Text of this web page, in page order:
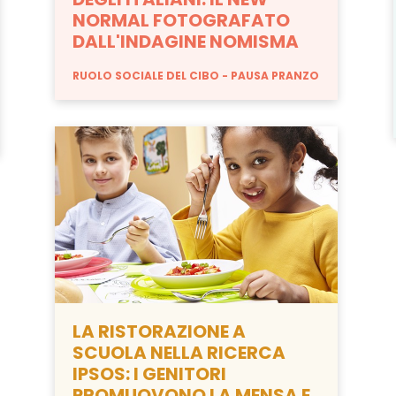
NORMAL FOTOGRAFATO
DALL'INDAGINE NOMISMA
RUOLO SOCIALE DEL CIBO PAUSA PRANZO
LA RISTORAZIONE A
SCUOLA NELLA RICERCA
IPSOS: I GENITORI